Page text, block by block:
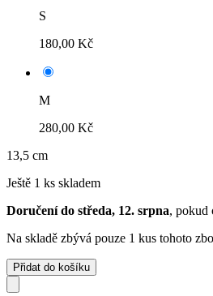
S
180,00 Kč
M
280,00 Kč
13,5 cm
Ještě 1 ks skladem
Doručení do středa, 12. srpna, pokud
Na skladě zbývá pouze 1 kus tohoto
Přidat do košíku